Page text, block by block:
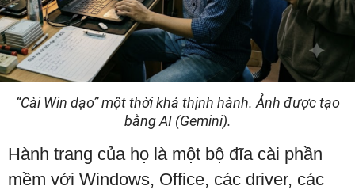
“Cài Win dạo” một thời khá thịnh hành. Ảnh được tạo
bằng AI (Gemini).
Hành trang của họ là một bộ đĩa cài phần
mềm với Windows, Office, các driver, các